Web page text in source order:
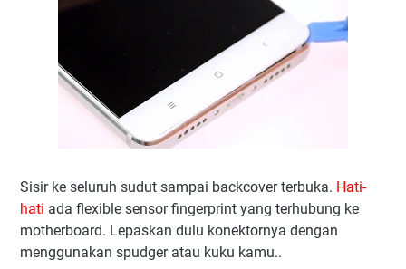
Sisir ke seluruh sudut sampai backcover terbuka. Hati-
hati ada flexible sensor fingerprint yang terhubung ke
motherboard. Lepaskan dulu konektornya dengan
menggunakan spudger atau kuku kamu..